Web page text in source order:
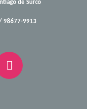
de Surco
98677-9913